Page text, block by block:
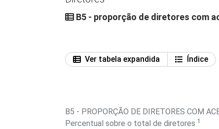
B5 - proporção de diretores com
Ver tabela expandida
Índice
B5 - PROPORÇÃO DE DIRETORES COM
Percentual sobre o total de diretores 1